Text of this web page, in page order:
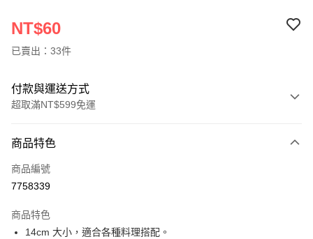
NT$60
已賣出：33件
付款與運送方式
超取滿NT$599免運
信用卡一次付款
超商取貨付款
Apple Pay
商品特色
商品編號
7758339
商品特色
14cm 大小，適合各種料理搭配。